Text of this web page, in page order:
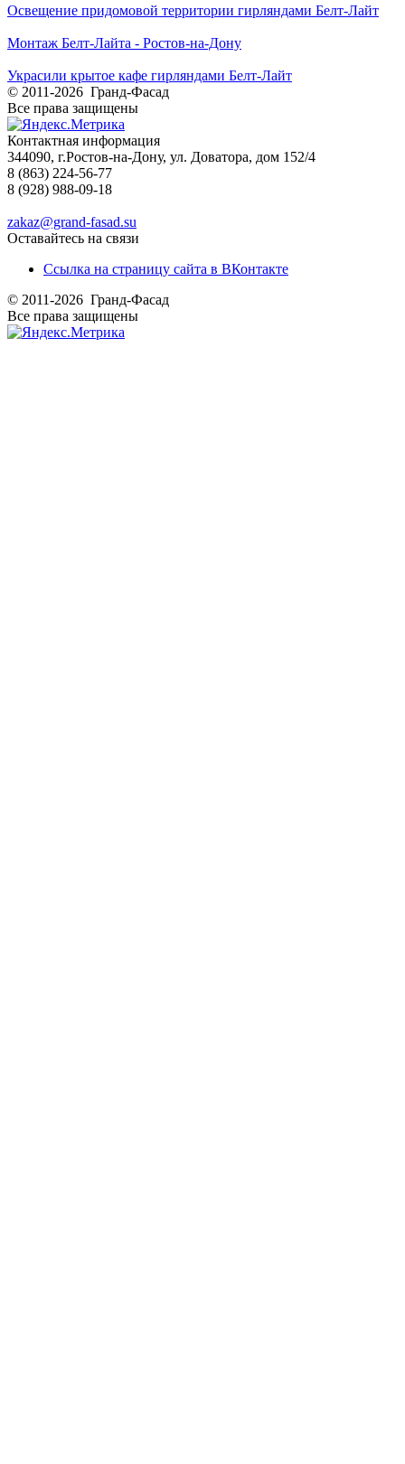
Освещение придомовой территории гирляндами Белт-Лайт
Монтаж Белт-Лайта - Ростов-на-Дону
Украсили крытое кафе гирляндами Белт-Лайт
© 2011-2026 Гранд-Фасад
Все права защищены
Контактная информация
344090, г.Ростов-на-Дону, ул. Доватора, дом 152/4
8 (863) 224-56-77
8 (928) 988-09-18
zakaz@grand-fasad.su
Оставайтесь на связи
Ссылка на страницу сайта в ВКонтакте
© 2011-2026 Гранд-Фасад
Все права защищены